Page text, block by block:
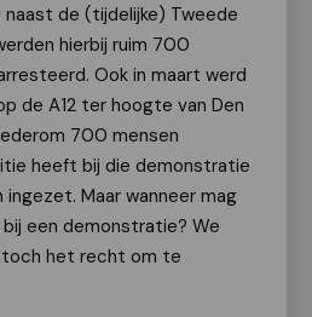
de (tijdelijke) Tweede
hierbij ruim 700
Ook in maart werd
de A12 ter hoogte van Den
700 mensen
heeft bij die demonstratie
Maar wanneer mag
een demonstratie? We
toch het recht om te